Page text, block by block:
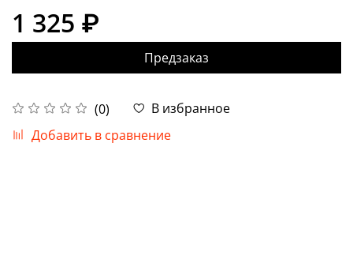
(0)
В избранное
Добавить в сравнение
1 325 ₽
Предзаказ